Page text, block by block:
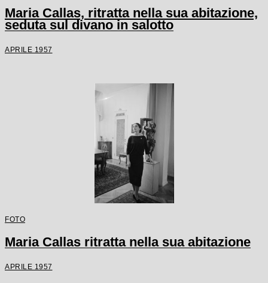
Maria Callas, ritratta nella sua abitazione,
seduta sul divano in salotto
APRILE 1957
FOTO
Maria Callas ritratta nella sua abitazione
APRILE 1957